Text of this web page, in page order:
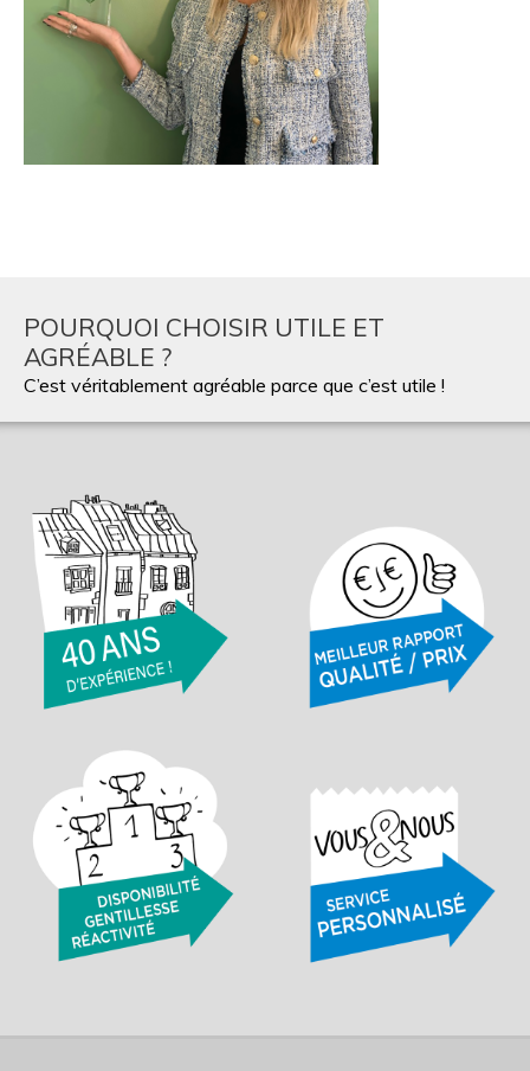
POURQUOI CHOISIR UTILE ET
AGRÉABLE ?
C’est véritablement agréable parce que c’est utile !